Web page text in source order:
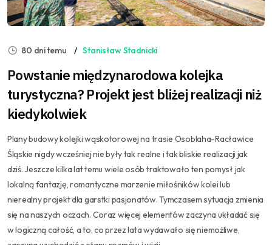
80 dni temu Stanisław Stadnicki
Powstanie międzynarodowa kolejka
turystyczna? Projekt jest bliżej realizacji niż
kiedykolwiek
Plany budowy kolejki wąskotorowej na trasie Osoblaha-Racławice
Śląskie nigdy wcześniej nie były tak realne i tak bliskie realizacji jak
dziś. Jeszcze kilka lat temu wiele osób traktowało ten pomysł jak
lokalną fantazję, romantyczne marzenie miłośników kolei lub
nierealny projekt dla garstki pasjonatów. Tymczasem sytuacja zmienia
się na naszych oczach. Coraz więcej elementów zaczyna układać się
w logiczną całość, a to, co przez lata wydawało się niemożliwe,